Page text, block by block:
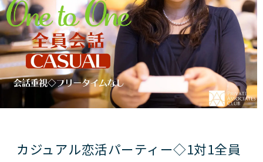
カジュアル恋活パーティー◇1対1全員